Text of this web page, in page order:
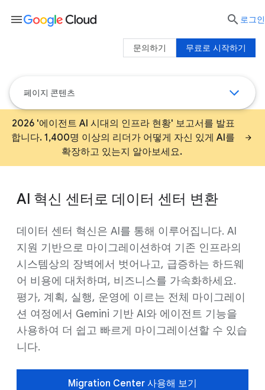
페이지 콘텐츠
2026 '에이전트 AI 시대의 인프라 현황' 보고서를 발표
합니다. 1,400명 이상의 리더가 어떻게 자신 있게 AI를
확장하고 있는지 알아보세요.
AI 혁신 센터로 데이터 센터 변환
데이터 센터 혁신은 AI를 통해 이루어집니다. AI
지원 기반으로 마이그레이션하여 기존 인프라의
시스템상의 장벽에서 벗어나고, 급증하는 하드웨
어 비용에 대처하며, 비즈니스를 가속화하세요.
평가, 계획, 실행, 운영에 이르는 전체 마이그레이
션 여정에서 Gemini 기반 AI와 에이전트 기능을
사용하여 더 쉽고 빠르게 마이그레이션할 수 있습
니다.
Migration Center 사용해 보기
menu  로그인
무료로 시작하기
문의하기